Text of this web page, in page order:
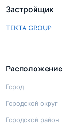
Застройщик
TEKTA GROUP
Расположение
Город
Городской округ
Городской район